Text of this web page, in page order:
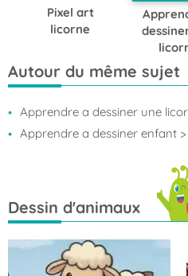
Pixel art
licorne
Autour du même sujet
Apprendre a dessiner une
Apprendre a dessiner enfant
Dessin d'animaux